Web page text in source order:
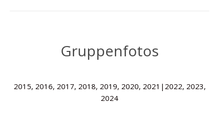
Gruppenfotos
2015, 2016, 2017, 2018, 2019, 2020, 2021|2022, 2023,
2024